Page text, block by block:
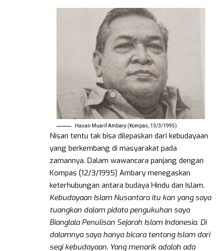
Hasan Muarif Ambary (Kompas, 13/3/1995)
Nisan tentu tak bisa dilepaskan dari kebudayaan
yang berkembang di masyarakat pada
zamannya. Dalam wawancara panjang dengan
Kompas (12/3/1995) Ambary menegaskan
keterhubungan antara budaya Hindu dan Islam.
Kebudayaan Islam Nusantara itu kan yang saya
tuangkan dalam pidato pengukuhan saya
Bianglala Penulisan Sejarah Islam Indonesia. Di
dalamnya saya hanya bicara tentang Islam dari
segi kebudayaan. Yang menarik adalah ada